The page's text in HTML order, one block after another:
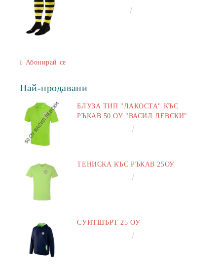
Абонирай се
Най-продавани
БЛУЗА ТИП "ЛАКОСТА" КЪС
РЪКАВ 50 ОУ "ВАСИЛ ЛЕВСКИ"
ТЕНИСКА КЪС РЪКАВ 25ОУ
СУИТШЪРТ 25 ОУ